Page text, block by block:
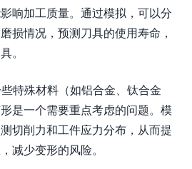
响加工质量。通过模拟，可以分
损情况，预测刀具的使用寿命，
。
特殊材料（如铝合金、钛合金
是一个需要重点考虑的问题。模
切削力和工件应力分布，从而提
减少变形的风险。